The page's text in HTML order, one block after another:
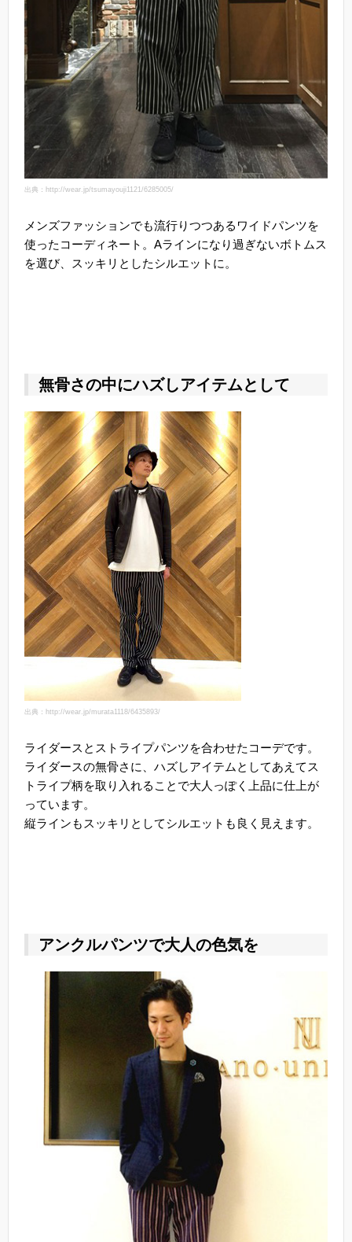
出典：http://wear.jp/tsumayouji1121/6285005/
メンズファッションでも流行りつつあるワイドパンツを
使ったコーディネート。Aラインになり過ぎないボトムス
を選び、スッキリとしたシルエットに。
無骨さの中にハズしアイテムとして
出典：http://wear.jp/murata1118/6435893/
ライダースとストライプパンツを合わせたコーデです。
ライダースの無骨さに、ハズしアイテムとしてあえてス
トライプ柄を取り入れることで大人っぽく上品に仕上が
っています。
縦ラインもスッキリとしてシルエットも良く見えます。
アンクルパンツで大人の色気を